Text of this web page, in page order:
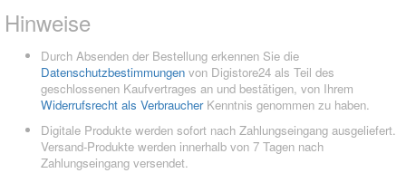
Hinweise
Durch Absenden der Bestellung erkennen Sie die
Datenschutzbestimmungen von Digistore24 als Teil des
geschlossenen Kaufvertrages an und bestätigen, von Ihrem
Widerrufsrecht als VerbraucherKenntnis genommen zu haben.
Digitale Produkte werden sofort nach Zahlungseingang ausgeliefert.
Versand-Produkte werden innerhalb von 7 Tagen nach
Zahlungseingang versendet.